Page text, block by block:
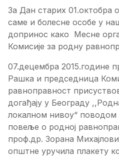
За Дан старих 01.октобра
саме и болесне особе у
допринос како Месне
Комисије за родну
07.децембра 2015.године
Рашка и председница
равноправност
догађају у Београду
локалном нивоу“
повеље о родној
проф.др. Зорана
општне уручила плакету